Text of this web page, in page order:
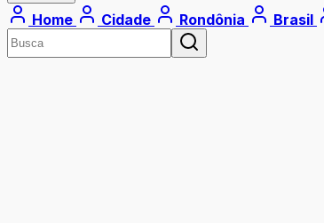
Home Cidade Rondônia Brasil